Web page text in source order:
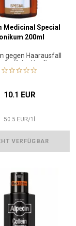
Medicinal Special
200ml
gegen Haarausfall
Kopfhaut
10.1 EUR
50.5 EUR/1
VERFÜGBAR